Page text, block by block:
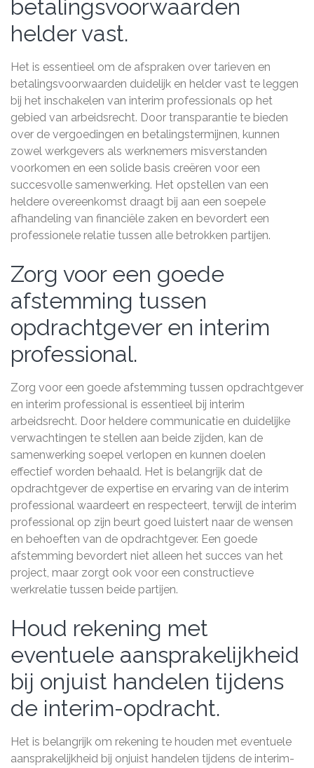
betalingsvoorwaarden
helder vast.
Het is essentieel om de afspraken over tarieven en
betalingsvoorwaarden duidelijk en helder vast te leggen
bij het inschakelen van interim professionals op het
gebied van arbeidsrecht. Door transparantie te bieden
over de vergoedingen en betalingstermijnen, kunnen
zowel werkgevers als werknemers misverstanden
voorkomen en een solide basis creëren voor een
succesvolle samenwerking. Het opstellen van een
heldere overeenkomst draagt bij aan een soepele
afhandeling van financiële zaken en bevordert een
professionele relatie tussen alle betrokken partijen.
Zorg voor een goede
afstemming tussen
opdrachtgever en interim
professional.
Zorg voor een goede afstemming tussen opdrachtgever
en interim professional is essentieel bij interim
arbeidsrecht. Door heldere communicatie en duidelijke
verwachtingen te stellen aan beide zijden, kan de
samenwerking soepel verlopen en kunnen doelen
effectief worden behaald. Het is belangrijk dat de
opdrachtgever de expertise en ervaring van de interim
professional waardeert en respecteert, terwijl de interim
professional op zijn beurt goed luistert naar de wensen
en behoeften van de opdrachtgever. Een goede
afstemming bevordert niet alleen het succes van het
project, maar zorgt ook voor een constructieve
werkrelatie tussen beide partijen.
Houd rekening met
eventuele aansprakelijkheid
bij onjuist handelen tijdens
de interim-opdracht.
Het is belangrijk om rekening te houden met eventuele
aansprakelijkheid bij onjuist handelen tijdens de interim-